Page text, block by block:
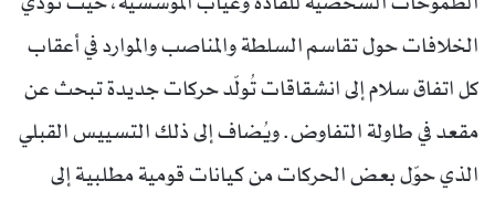
الخلافات حول تقاسم السلطة والمناصب والموارد في أعقاب
كل اتفاق سلام إلى انشقاقات تُولّد حركات جديدة تبحث عن
مقعد في طاولة التفاوض. ويُضاف إلى ذلك التسييس القبلي
الذي حوّل بعض الحركات من كيانات قومية مطلبية إلى